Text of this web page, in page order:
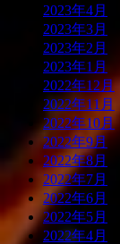
2023年4月
2023年3月
2023年2月
2023年1月
2022年12月
2022年11月
2022年10月
2022年9月
2022年8月
2022年7月
2022年6月
2022年5月
2022年4月